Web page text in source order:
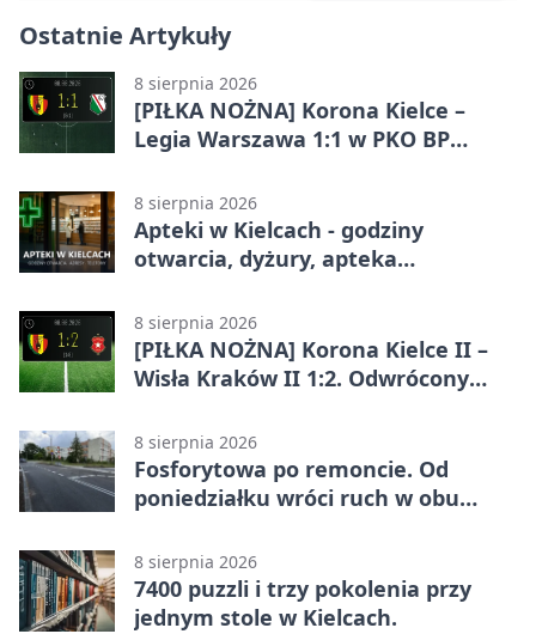
Ostatnie Artykuły
8 sierpnia 2026
[PIŁKA NOŻNA] Korona Kielce –
Legia Warszawa 1:1 w PKO BP
zatrzymali lidera
8 sierpnia 2026
Apteki w Kielcach - godziny
otwarcia, dyżury, apteka
8 sierpnia 2026
[PIŁKA NOŻNA] Korona Kielce II –
Wisła Kraków II 1:2. Odwrócony
(Grupa IV)
8 sierpnia 2026
Fosforytowa po remoncie. Od
poniedziałku wróci ruch w obu
8 sierpnia 2026
7400 puzzli i trzy pokolenia przy
jednym stole w Kielcach.